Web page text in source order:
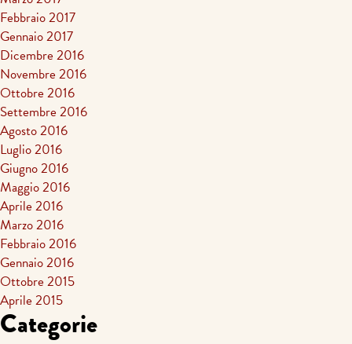
Febbraio 2017
Gennaio 2017
Dicembre 2016
Novembre 2016
Ottobre 2016
Settembre 2016
Agosto 2016
Luglio 2016
Giugno 2016
Maggio 2016
Aprile 2016
Marzo 2016
Febbraio 2016
Gennaio 2016
Ottobre 2015
Aprile 2015
Categorie